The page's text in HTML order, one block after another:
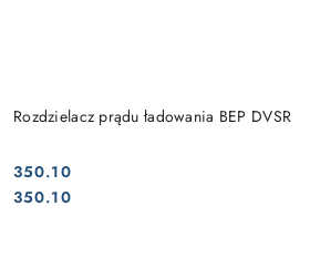
Rozdzielacz prądu ładowania BEP DVSR
Cena:
350.10
Cena:
350.10